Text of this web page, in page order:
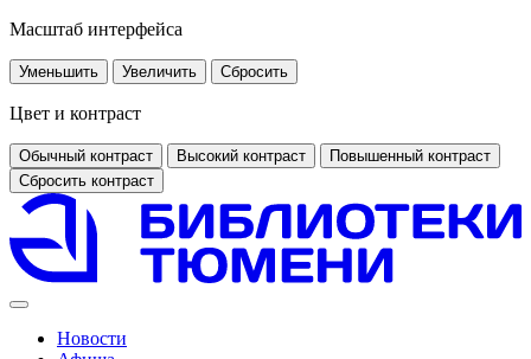
Масштаб интерфейса
Уменьшить Увеличить Сбросить
Цвет и контраст
Обычный контраст Высокий контраст
Повышенный контраст
Сбросить контраст
Новости